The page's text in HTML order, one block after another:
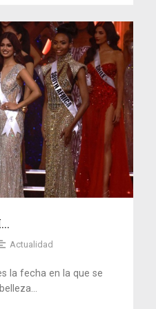
Actualidad
la fecha en la que se